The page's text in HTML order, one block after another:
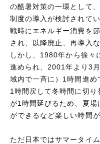
の酷暑対策の一環として
制度の導入が検討されて
戦時にエネルギー消費を
され、以降廃止、再導入
しかし、1980年から徐々
進められ、2001年より3
域内で一斉に）1時間進め
1時間戻して冬時間に切り
が1時間延びるため、夏場
ができるなど楽しい時間
ただ日本ではサマータイ